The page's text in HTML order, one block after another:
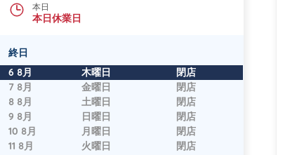
本日
本日休業日
終日
曜日 時間
6 8月 木曜日
閉店
7 8月
金曜日
閉店
8 8月
土曜日
閉店
9 8月
日曜日
閉店
10 8月
月曜日
閉店
11 8月
火曜日
閉店